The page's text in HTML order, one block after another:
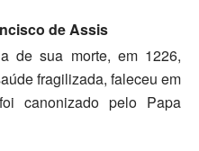
de Assis
de sua morte, em 1226,
fragilizada, faleceu em
canonizado pelo Papa